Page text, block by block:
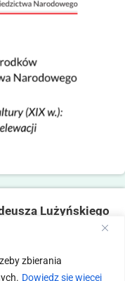
zbierania
Dowiedz się więcej
Lużyńskiego
Marki